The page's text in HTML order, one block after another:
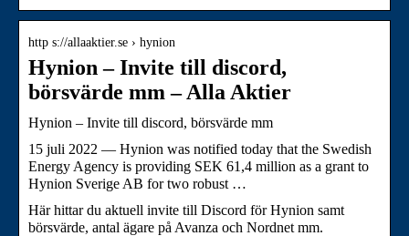
http s://allaaktier.se › hynion
Hynion – Invite till discord,
börsvärde mm – Alla Aktier
Hynion – Invite till discord, börsvärde mm
15 juli 2022 — Hynion was notified today that the Swedish
Energy Agency is providing SEK 61,4 million as a grant to
Hynion Sverige AB for two robust …
Här hittar du aktuell invite till Discord för Hynion samt
börsvärde, antal ägare på Avanza och Nordnet mm.